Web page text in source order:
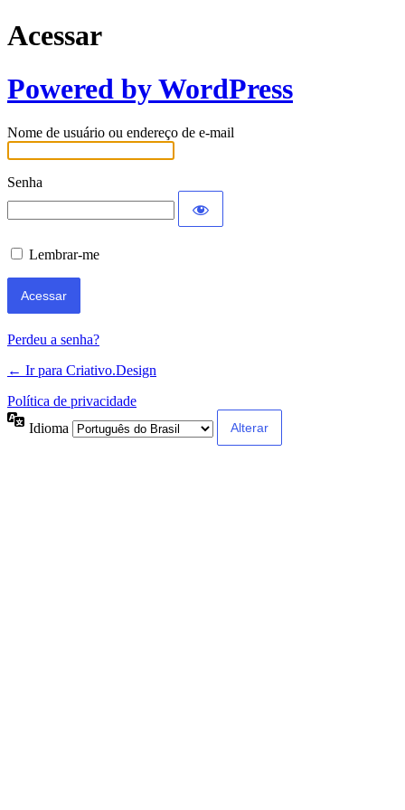
Acessar
Powered by WordPress
Nome de usuário ou endereço de e-mail
Senha
Lembrar-me
Perdeu a senha?
← Ir para Criativo.Design
Política de privacidade
Idioma